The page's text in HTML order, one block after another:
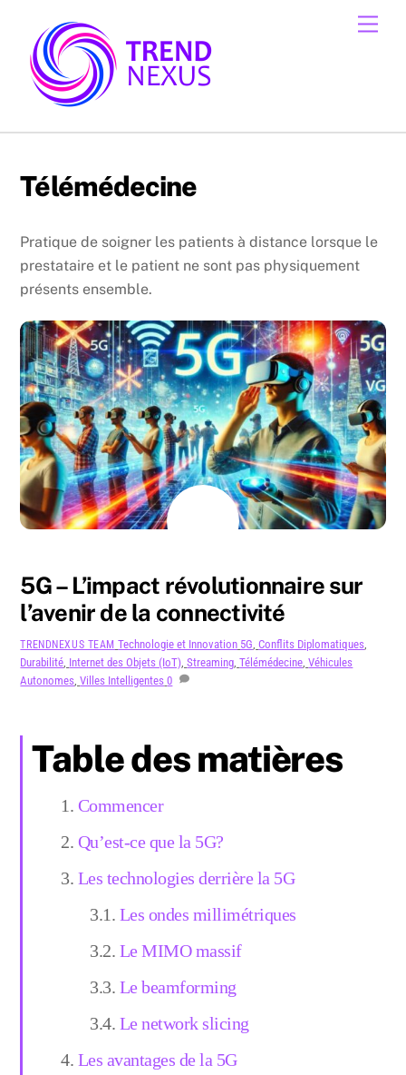
content
Télémédecine
Pratique de soigner les patients à distance lorsque le
prestataire et le patient ne sont pas physiquement
présents ensemble.
5G – L’impact révolutionnaire sur
l’avenir de la connectivité
TRENDNEXUS TEAM Technologie et Innovation 5G,Conflits Diplomatiques,
Durabilité, Internet des Objets (IoT),Streaming,Télémédecine,Véhicules
Autonomes,Villes Intelligentes 0
Table des matières
Commencer
Qu’est-ce que la 5G?
Les technologies derrière la 5G
Les ondes millimétriques
Le MIMO massif
Le beamforming
Le network slicing
Les avantages de la 5G